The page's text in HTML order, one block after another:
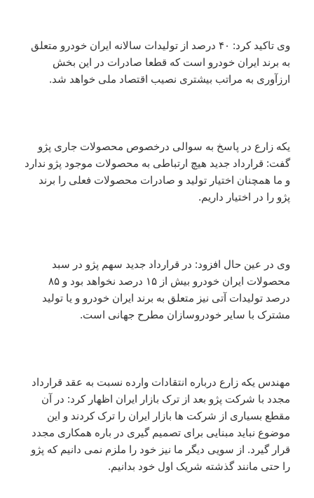
وی تاکید کرد:‌ ۴۰ درصد از تولیدات سالانه ایران خودرو متعلق
به برند ایران خودرو است که قطعا صادرات در این بخش
ارزآوری به مراتب بیشتری نصیب اقتصاد ملی خواهد شد.
یکه زارع در پاسخ به سوالی درخصوص محصولات جاری پژو
گفت:‌ قرارداد جدید هیچ ارتباطی به محصولات موجود پژو ندارد
و ما همچنان اختیار تولید و صادرات محصولات فعلی را برند
پژو را در اختیار داریم.
وی در عین حال افزود: در قرارداد جدید سهم پژو در سبد
محصولات ایران خودرو بیش از ۱۵ درصد نخواهد بود و ۸۵
درصد تولیدات آتی نیز متعلق به برند ایران خودرو و یا تولید
مشترک با سایر خودروسازان مطرح جهانی است.
مهندس یکه زارع درباره انتقادات وارده نسبت به عقد قرارداد
مجدد با شرکت پژو بعد از ترک بازار ایران اظهار کرد:‌ در آن
مقطع بسیاری از شرکت ها بازار ایران را ترک کردند و این
موضوع نباید مبنایی برای تصمیم گیری در باره همکاری مجدد
قرار گیرد. از سویی دیگر ما نیز خود را ملزم نمی دانیم که پژو
را حتی مانند گذشته شریک اول خود بدانیم.